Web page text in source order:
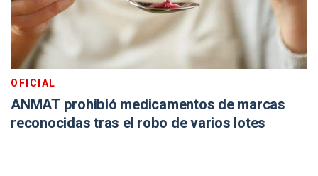
OFICIAL
ANMAT prohibió medicamentos de marcas
reconocidas tras el robo de varios lotes